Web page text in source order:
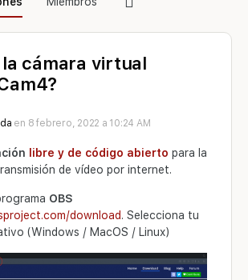
menú
la cámara virtual
en 8 febrero, 2022 a 10:24 AM
libre y de código abierto para la
de vídeo por internet.
OBS
download. Selecciona tu
(Windows / MacOS / Linux)